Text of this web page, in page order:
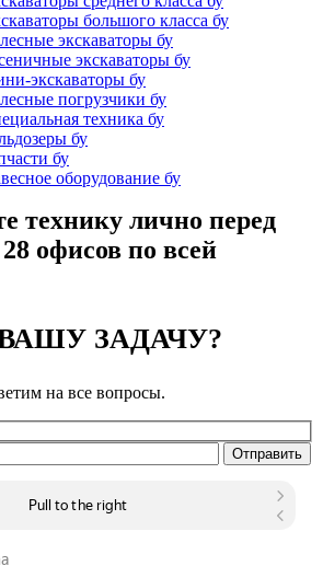
большого класса бу
экскаваторы бу
экскаваторы бу
экскаваторы бу
погрузчики бу
техника бу
бу
бу
оборудование бу
технику лично перед
офисов по всей
ЗАДАЧУ?
на все вопросы.